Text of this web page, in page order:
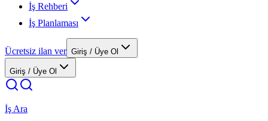
İş Rehberi
İş Planlaması
Ücretsiz ilan ver Giriş / Üye Ol
Giriş / Üye Ol
İş Ara